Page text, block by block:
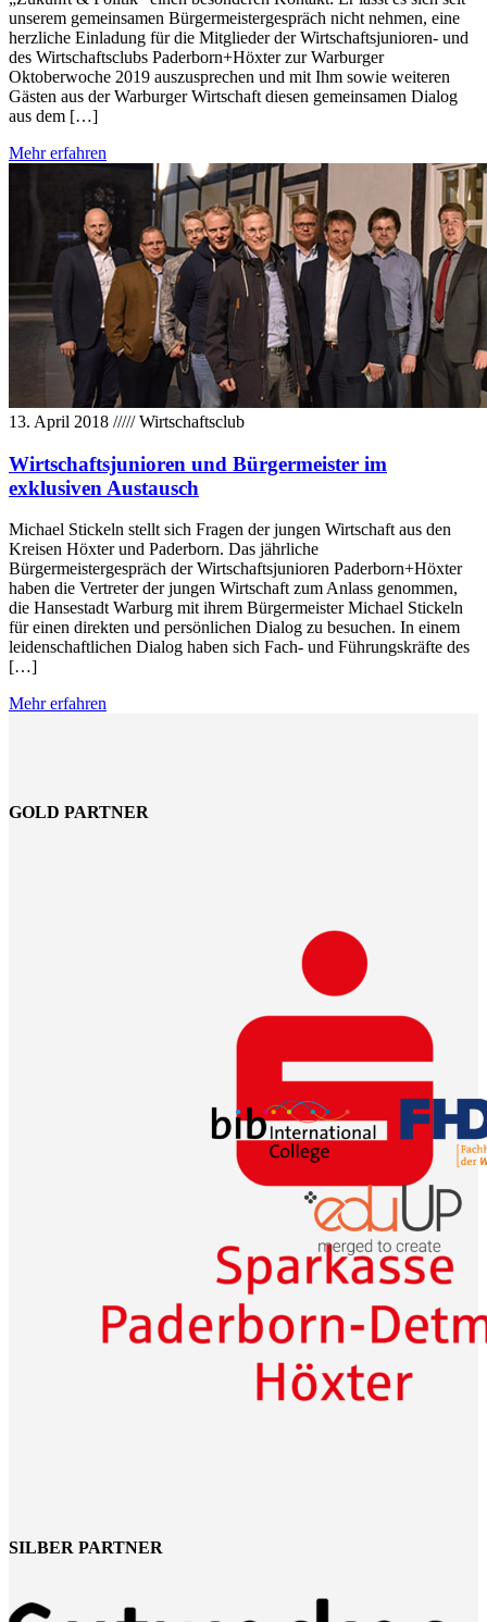
unserem gemeinsamen Bürgermeistergespräch nicht nehmen, eine
herzliche Einladung für die Mitglieder der Wirtschaftsjunioren- und
des Wirtschaftsclubs Paderborn+Höxter zur Warburger
Oktoberwoche 2019 auszusprechen und mit Ihm sowie weiteren
Gästen aus der Warburger Wirtschaft diesen gemeinsamen Dialog
aus dem […]
Mehr erfahren
13. April 2018 /////Wirtschaftsclub
Wirtschaftsjunioren und Bürgermeister im
exklusiven Austausch
Michael Stickeln stellt sich Fragen der jungen Wirtschaft aus den
Kreisen Höxter und Paderborn. Das jährliche
Bürgermeistergespräch der Wirtschaftsjunioren Paderborn+Höxter
haben die Vertreter der jungen Wirtschaft zum Anlass genommen,
die Hansestadt Warburg mit ihrem Bürgermeister Michael Stickeln
für einen direkten und persönlichen Dialog zu besuchen. In einem
leidenschaftlichen Dialog haben sich Fach- und Führungskräfte des
[…]
Mehr erfahren
GOLD PARTNER
SILBER PARTNER